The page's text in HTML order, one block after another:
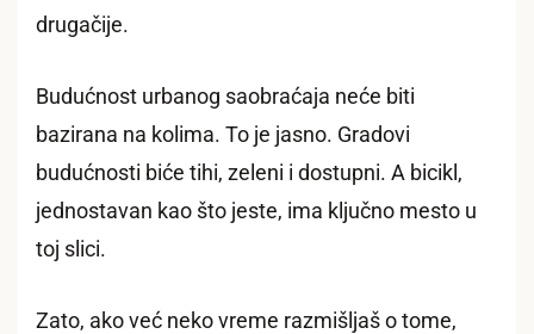
drugačije.
Budućnost urbanog saobraćaja neće biti
bazirana na kolima. To je jasno. Gradovi
budućnosti biće tihi, zeleni i dostupni. A bicikl,
jednostavan kao što jeste, ima ključno mesto u
toj slici.
Zato, ako već neko vreme razmišljaš o tome,